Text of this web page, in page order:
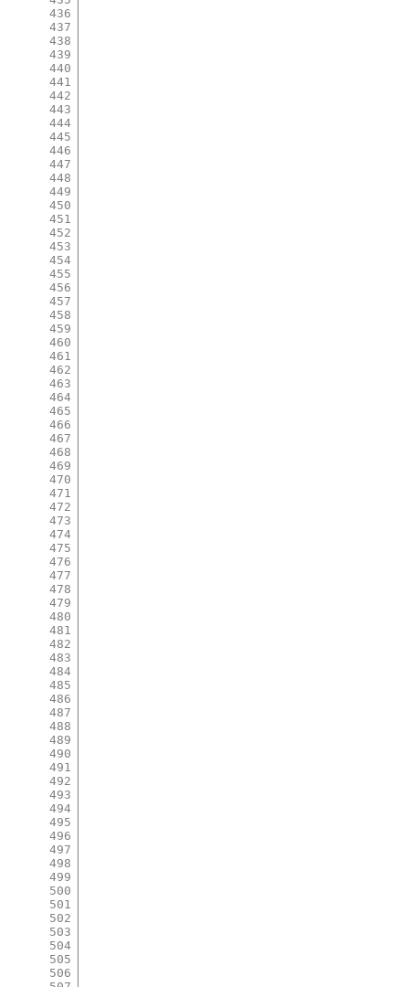
436
437
438
439
440
441
442
443
444
445
446
447
448
449
450
451
452
453
454
455
456
457
458
459
460
461
462
463
464
465
466
467
468
469
470
471
472
473
474
475
476
477
478
479
480
481
482
483
484
485
486
487
488
489
490
491
492
493
494
495
496
497
498
499
500
501
502
503
504
505
506